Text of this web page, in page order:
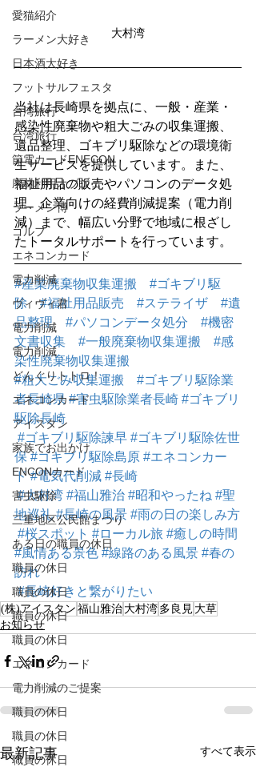
愛猫紹介
ラーメン大好き
日本酒大好き
フットサルフェスタ
台湾旅行
台湾旅行
節電カードENECON
廃材利用オブジェ
ラーメン博
ゴルフ
エネコンカード
電力削減
ヴィヴィ君
電力削減
電力削減
どんぐりトトロ！
エネコンカード
アイスタン
家族でお出かけ
ENCONカード
害虫駆除
三重地区公民館まつり
ある日の職員の休日
職員の休日
職員の休日
職員の休日
職員の休日
エネコンカード
電力削減のご提案
職員の休日
職員の休日
職員の休日
大村湾
当社は長崎県を拠点に、一般・産業・
感染性廃棄物や粗大ごみの収集運搬、
遺品整理、ゴキブリ駆除などの環境衛
生サービスを提供しています。また、
福祉用品の販売やパソコンのデータ処
理、企業向けの経費削減提案（電力削
減）まで、幅広い分野で地域に根ざし
たトータルサポートを行っています。
#産業廃棄物収集運搬
#ゴキブリ駆
除
#福祉用品販売 #ステライザ
#遺
品整理
#パソコンデータ処分
#機密
文書収集
#一般廃棄物収集運搬
#感
染性廃棄物収集運搬
#粗大ごみ収集運搬
#ゴキブリ駆除業
者長崎県 #害虫駆除業者長崎 #ゴキブリ
駆除長崎
#ゴキブリ駆除諫早 #ゴキブリ駆除佐世
保 #ゴキブリ駆除島原 #エネコンカー
ド #電気代削減 #長崎
#大村湾 #福山雅治 #昭和やったね #聖
地巡礼 #長崎の風景 #雨の日の楽しみ方
#桜スポット #ローカル旅 #癒しの時間
#風情ある景色 #線路のある風景 #春の
訪れ
#長崎好きと繋がりたい
(株)アイスタン 福山雅治 大村湾 多良見 大草
お知らせ
最新記事 すべて表示